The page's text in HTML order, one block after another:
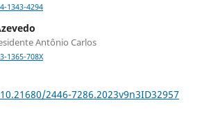
1343-4294
Antônio Carlos
1365-708X
2446-7286.2023v9n3ID32957